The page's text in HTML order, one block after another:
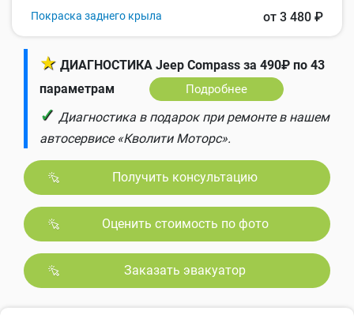
Покраска заднего крыла от 3 480 ₽
★ ДИАГНОСТИКА Jeep Compass за 490₽ по 43
параметрам
Подробнее
✓ Диагностика в подарок при ремонте в нашем
автосервисе «Кволити Моторс».
Получить консультацию
Оценить стоимость по фото
Заказать эвакуатор